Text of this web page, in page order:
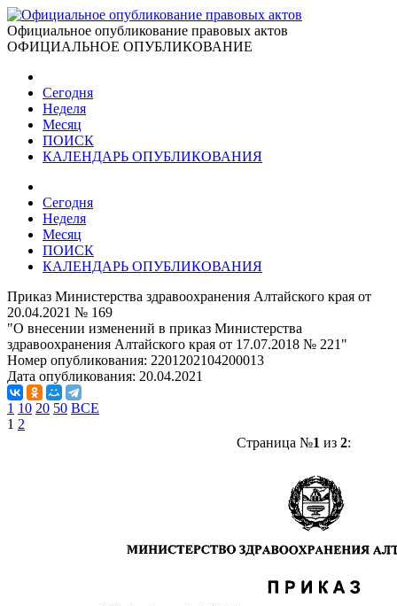
Официальное опубликование правовых актов
ОФИЦИАЛЬНОЕ ОПУБЛИКОВАНИЕ
Сегодня
Неделя
Месяц
ПОИСК
КАЛЕНДАРЬ ОПУБЛИКОВАНИЯ
Сегодня
Неделя
Месяц
ПОИСК
КАЛЕНДАРЬ ОПУБЛИКОВАНИЯ
Приказ Министерства здравоохранения Алтайского края от
20.04.2021 № 169
"О внесении изменений в приказ Министерства
здравоохранения Алтайского края от 17.07.2018 № 221"
Номер опубликования: 2201202104200013
Дата опубликования: 20.04.2021
1 10 20 50 ВСЕ
1 2
Страница №1 из 2: